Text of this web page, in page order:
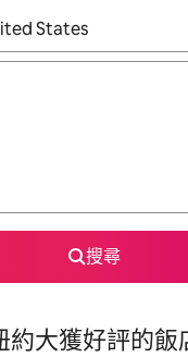
覽內容時請使用上下箭頭
搜尋
約大獲好評的飯